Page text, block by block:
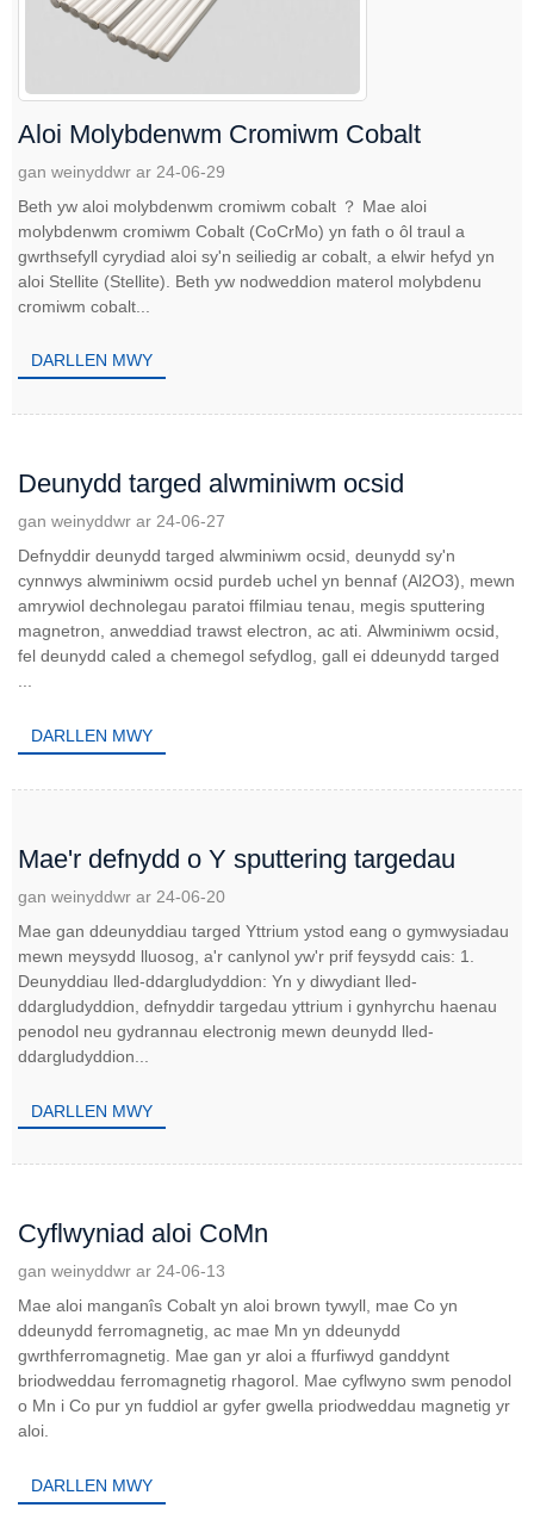
Aloi Molybdenwm Cromiwm Cobalt
gan weinyddwr ar 24-06-29
Beth yw aloi molybdenwm cromiwm cobalt ？ Mae aloi
molybdenwm cromiwm Cobalt (CoCrMo) yn fath o ôl traul a
gwrthsefyll cyrydiad aloi sy'n seiliedig ar cobalt, a elwir hefyd yn
aloi Stellite (Stellite). Beth yw nodweddion materol molybdenu
cromiwm cobalt...
DARLLEN MWY
Deunydd targed alwminiwm ocsid
gan weinyddwr ar 24-06-27
Defnyddir deunydd targed alwminiwm ocsid, deunydd sy'n
cynnwys alwminiwm ocsid purdeb uchel yn bennaf (Al2O3), mewn
amrywiol dechnolegau paratoi ffilmiau tenau, megis sputtering
magnetron, anweddiad trawst electron, ac ati. Alwminiwm ocsid,
fel deunydd caled a chemegol sefydlog, gall ei ddeunydd targed
...
DARLLEN MWY
Mae'r defnydd o Y sputtering targedau
gan weinyddwr ar 24-06-20
Mae gan ddeunyddiau targed Yttrium ystod eang o gymwysiadau
mewn meysydd lluosog, a'r canlynol yw'r prif feysydd cais: 1.
Deunyddiau lled-ddargludyddion: Yn y diwydiant lled-
ddargludyddion, defnyddir targedau yttrium i gynhyrchu haenau
penodol neu gydrannau electronig mewn deunydd lled-
ddargludyddion...
DARLLEN MWY
Cyflwyniad aloi CoMn
gan weinyddwr ar 24-06-13
Mae aloi manganîs Cobalt yn aloi brown tywyll, mae Co yn
ddeunydd ferromagnetig, ac mae Mn yn ddeunydd
gwrthferromagnetig. Mae gan yr aloi a ffurfiwyd ganddynt
briodweddau ferromagnetig rhagorol. Mae cyflwyno swm penodol
o Mn i Co pur yn fuddiol ar gyfer gwella priodweddau magnetig yr
aloi.
DARLLEN MWY